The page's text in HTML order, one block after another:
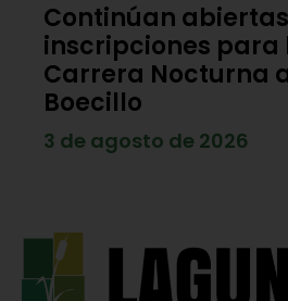
Continúan
inscripciones para
Carrera Nocturna
Boecillo
3 de agosto de 2026